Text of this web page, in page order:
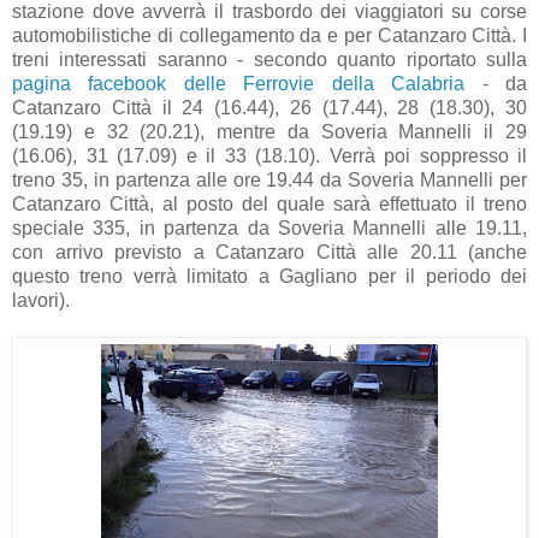
stazione dove avverrà il trasbordo dei viaggiatori su corse
automobilistiche di collegamento da e per Catanzaro Città. I
treni interessati saranno - secondo quanto riportato sulla
pagina facebook delle Ferrovie della Calabria - da
Catanzaro Città il 24 (16.44), 26 (17.44), 28 (18.30), 30
(19.19) e 32 (20.21), mentre da Soveria Mannelli il 29
(16.06), 31 (17.09) e il 33 (18.10). Verrà poi soppresso il
treno 35, in partenza alle ore 19.44 da Soveria Mannelli per
Catanzaro Città, al posto del quale sarà effettuato il treno
speciale 335, in partenza da Soveria Mannelli alle 19.11,
con arrivo previsto a Catanzaro Città alle 20.11 (anche
questo treno verrà limitato a Gagliano per il periodo dei
lavori).